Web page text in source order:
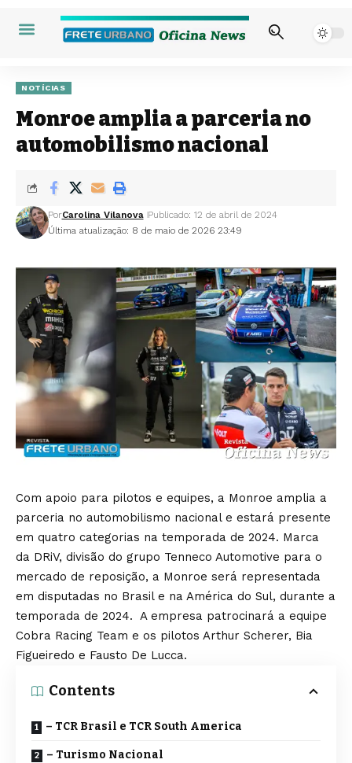
NOTÍCIAS
Monroe amplia a parceria no
automobilismo nacional
Última atualização: 8 de maio de 2026 23:49
PorCarolina Vilanova Publicado: 12 de abril de 2024
Com apoio para pilotos e equipes, a Monroe amplia a
parceria no automobilismo nacional e estará presente
em quatro categorias na temporada de 2024. Marca
da DRiV, divisão do grupo Tenneco Automotive para o
mercado de reposição, a Monroe será representada
em disputadas no Brasil e na América do Sul, durante a
temporada de 2024. A empresa patrocinará a equipe
Cobra Racing Team e os pilotos Arthur Scherer, Bia
Figueiredo e Fausto De Lucca.
Contents
– TCR Brasil e TCR South America
– Turismo Nacional